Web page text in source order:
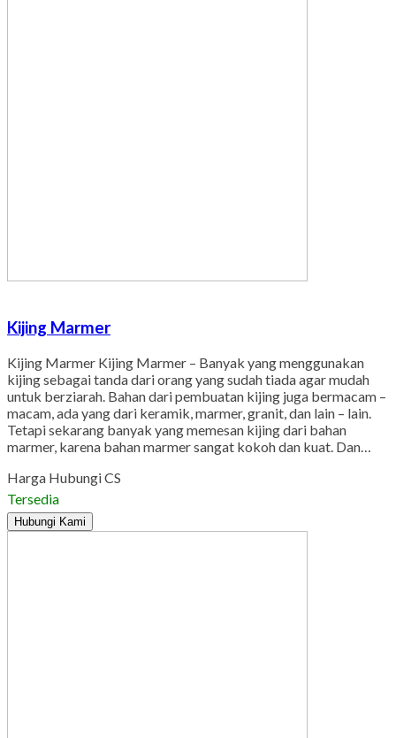
Kijing Marmer
Kijing Marmer Kijing Marmer – Banyak yang menggunakan
kijing sebagai tanda dari orang yang sudah tiada agar mudah
untuk berziarah. Bahan dari pembuatan kijing juga bermacam –
macam, ada yang dari keramik, marmer, granit, dan lain – lain.
Tetapi sekarang banyak yang memesan kijing dari bahan
marmer, karena bahan marmer sangat kokoh dan kuat. Dan…
Harga Hubungi CS
Tersedia
Hubungi Kami